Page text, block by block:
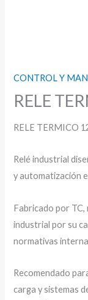
CONTROL Y
RELE
RELE TERMICO
Relé industrial
y automatización
Fabricado por
industrial por su
normativas
Recomendado
carga y sistemas